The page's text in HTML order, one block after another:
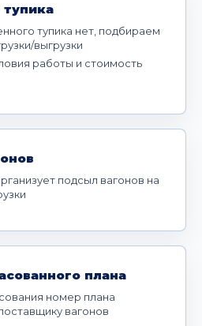
тупика нет, подбираем
выгрузки
работы и стоимость
подсыл вагонов на
плана
номер плана
вагонов